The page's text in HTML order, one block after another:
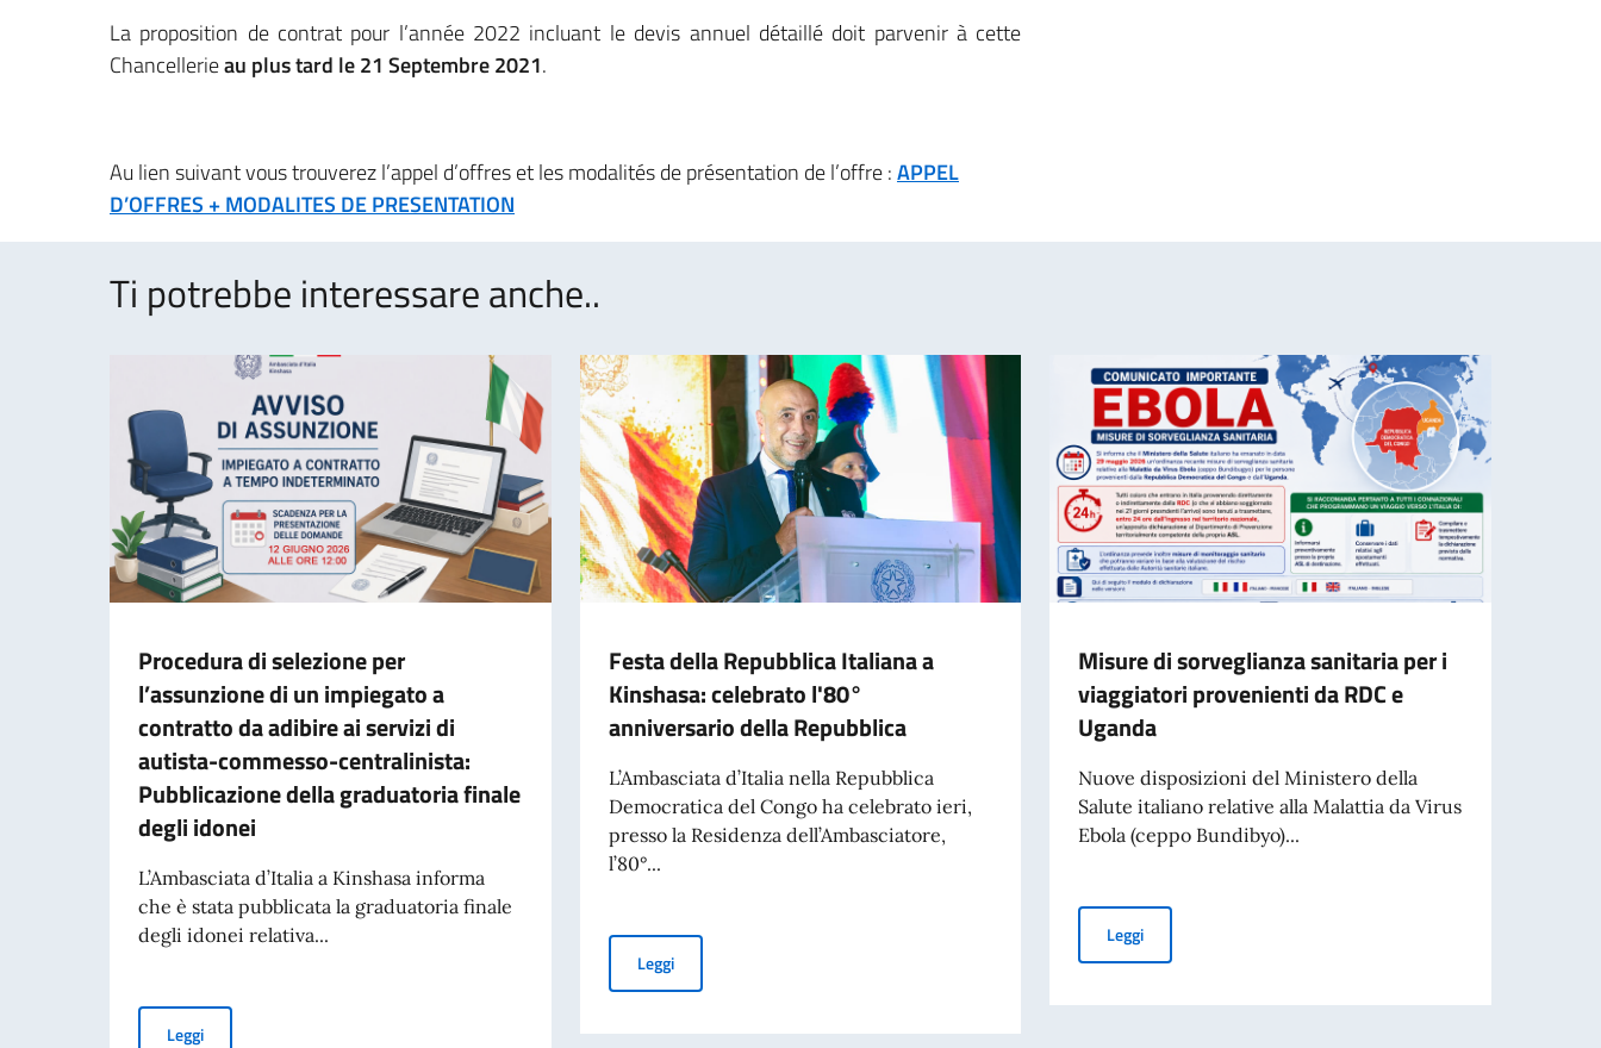
La proposition de contrat pour l’année 2022 incluant le devis annuel détaillé doit parvenir à cette
Chancellerieau plus tard le 21 Septembre 2021.
Au lien suivant vous trouverez l’appel d’offres et les modalités de présentation de l’offre :APPEL
D’OFFRES + MODALITES DE PRESENTATION
Ti potrebbe interessare anche..
Procedura di selezione per
l’assunzione di un impiegato a
contratto da adibire ai servizi di
autista-commesso-centralinista:
Pubblicazione della graduatoria finale
degli idonei
L’Ambasciata d’Italia a Kinshasa informa
che è stata pubblicata la graduatoria finale
degli idonei relativa...
LeggiProcedura di selezione per l’assunzione di un impiegato a contratto da adibire ai servizi di autista-commesso-centralinista: Pubblicazione della graduatoria finale degli idonei
Festa della Repubblica Italiana a
Kinshasa: celebrato l'80°
anniversario della Repubblica
L’Ambasciata d’Italia nella Repubblica
Democratica del Congo ha celebrato ieri,
presso la Residenza dell’Ambasciatore,
l’80°...
LeggiFesta della Repubblica Italiana a Kinshasa: celebrato l'80° anniversario della Repubblica
Misure di sorveglianza sanitaria per i
viaggiatori provenienti da RDC e
Uganda
Nuove disposizioni del Ministero della
Salute italiano relative alla Malattia da Virus
Ebola (ceppo Bundibyo)...
LeggiMisure di sorveglianza sanitaria per i viaggiatori provenienti da